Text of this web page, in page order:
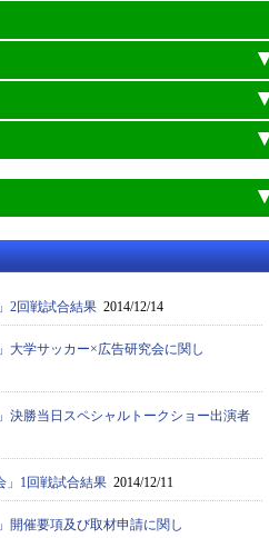
2回戦試合結果 2014/12/14
大学サッカー×広告研究会に関し
決勝当日スペシャルトークショー出演者
」1回戦試合結果 2014/12/11
開催要項及び取材申請に関し